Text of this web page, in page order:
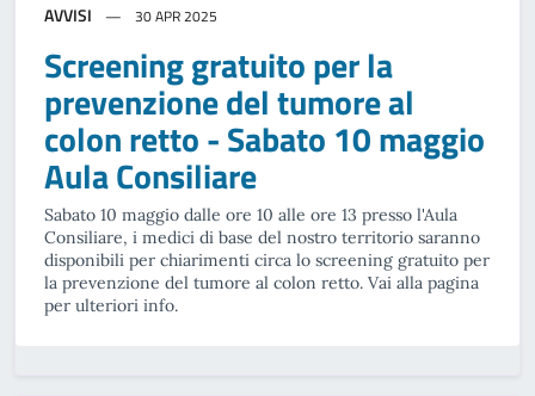
AVVISI 30 APR 2025
Screening gratuito per la
prevenzione del tumore al
colon retto - Sabato 10 maggio
Aula Consiliare
Sabato 10 maggio dalle ore 10 alle ore 13 presso l'Aula
Consiliare, i medici di base del nostro territorio saranno
disponibili per chiarimenti circa lo screening gratuito per
la prevenzione del tumore al colon retto. Vai alla pagina
per ulteriori info.